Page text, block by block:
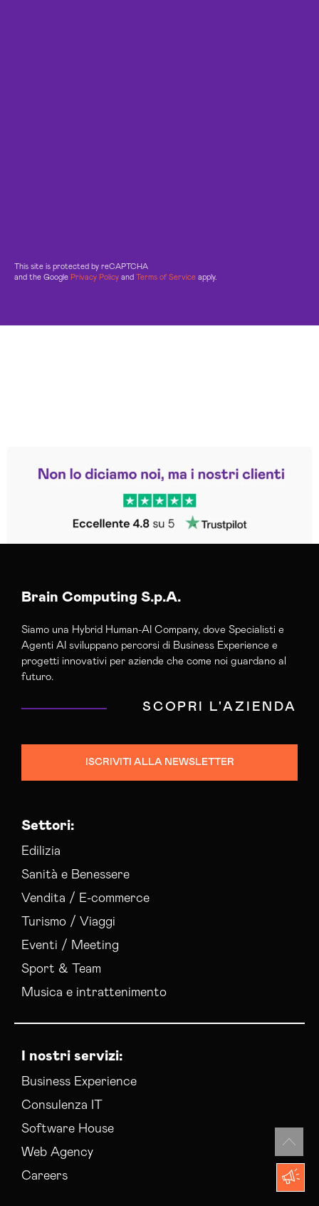
This site is protected by reCAPTCHA
and the Google Privacy Policy and Terms of Service apply.
Trustpilot
Brain Computing S.p.A.
Siamo una Hybrid Human-AI Company, dove Specialisti e
Agenti AI sviluppano percorsi di Business Experience e
progetti innovativi per aziende che come noi guardano al
futuro.
SCOPRI L'AZIENDA
ISCRIVITI ALLA NEWSLETTER
Settori:
Edilizia
Sanità e Benessere
Vendita / E-commerce
Turismo / Viaggi
Eventi / Meeting
Sport & Team
Musica e intrattenimento
I nostri servizi:
Business Experience
Consulenza IT
Software House
Web Agency
Careers